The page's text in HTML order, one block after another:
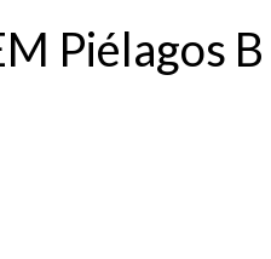
Piélagos B